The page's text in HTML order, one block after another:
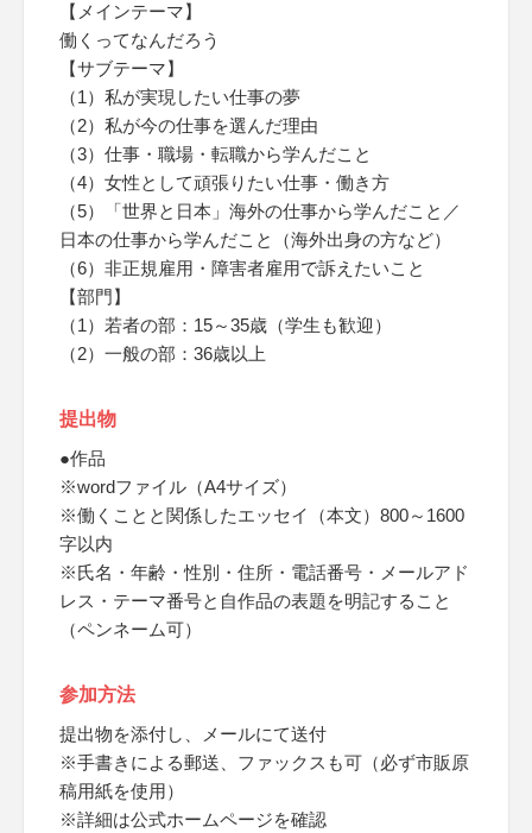
【メインテーマ】
働くってなんだろう
【サブテーマ】
（1）私が実現したい仕事の夢
（2）私が今の仕事を選んだ理由
（3）仕事・職場・転職から学んだこと
（4）女性として頑張りたい仕事・働き方
（5）「世界と日本」海外の仕事から学んだこと／
日本の仕事から学んだこと（海外出身の方など）
（6）非正規雇用・障害者雇用で訴えたいこと
【部門】
（1）若者の部：15～35歳（学生も歓迎）
（2）一般の部：36歳以上
提出物
●作品
※wordファイル（A4サイズ）
※働くことと関係したエッセイ（本文）800～1600
字以内
※氏名・年齢・性別・住所・電話番号・メールアド
レス・テーマ番号と自作品の表題を明記すること
（ペンネーム可）
参加方法
提出物を添付し、メールにて送付
※手書きによる郵送、ファックスも可（必ず市販原
稿用紙を使用）
※詳細は公式ホームページを確認